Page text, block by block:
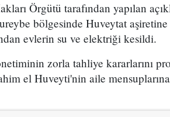
Örgütü tarafından yapılan
bölgesinde Huveytat
evlerin su ve elektriği kesildi.
zorla tahliye kararlarını
el Huveyti'nin aile